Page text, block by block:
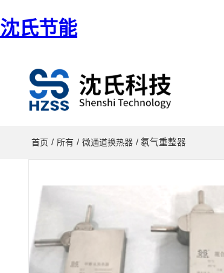
沈氏节能
首页 / 所有 / 微通道换热器 / 氡气重整器